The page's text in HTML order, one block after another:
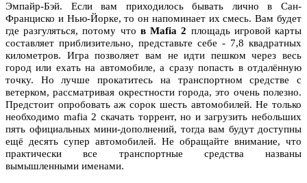
Эмпайр-Бэй. Если вам приходилось бывать лично в Сан-
Франциско и Нью-Йорке, то он напоминает их смесь. Вам будет
где разгуляться, потому что в Mafia 2 площадь игровой карты
составляет приблизительно, представьте себе - 7,8 квадратных
километров. Игра позволяет вам не идти пешком через весь
город или ехать на автомобиле, а сразу попасть в отдалённую
точку. Но лучше прокатитесь на транспортном средстве с
ветерком, рассматривая окрестности города, это очень полезно.
Предстоит опробовать аж сорок шесть автомобилей. Не только
необходимо mafia 2 скачать торрент, но и загрузить небольших
пять официальных мини-дополнений, тогда вам будут доступны
ещё десять супер автомобилей. Не обращайте внимание, что
практически все транспортные средства названы
вымышленными именами.